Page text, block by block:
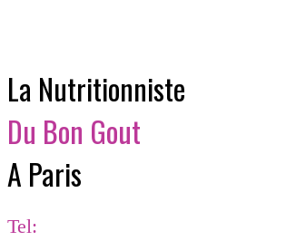
La Nutritionniste
Du Bon Gout
A Paris
Tel: